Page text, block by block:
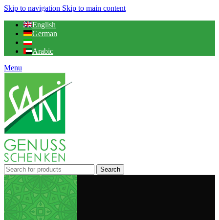
Skip to navigation Skip to main content
English
German
Arabic
Menu
Search